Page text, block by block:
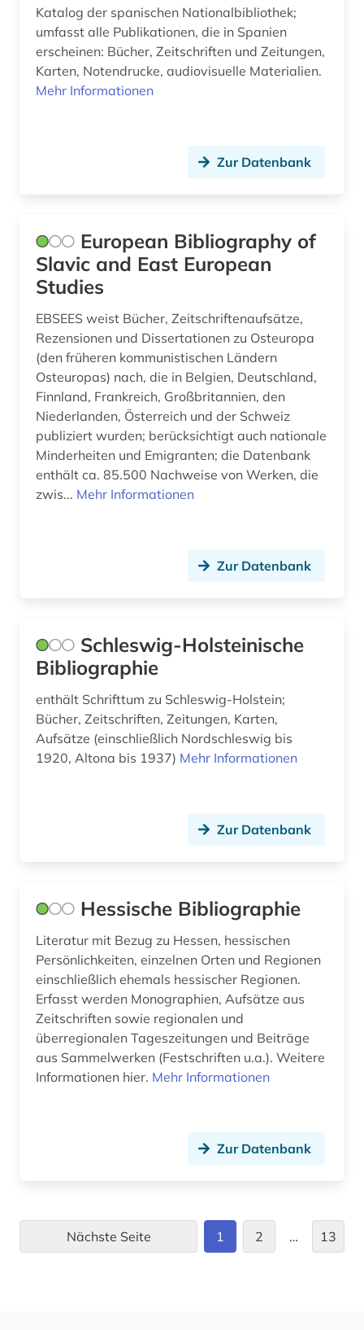
osmanisches reich (1)
ostasien (2)
pakistan (1)
paläontologie (1)
patent (2)
pazifikregion (1)
peru (1)
pfalz (1)
pflichtexemplare (1)
philippinen (1)
politik (1)
politikwissenschaft (1)
portugal (5)
portugiesisch (1)
prosa (1)
provinz norrbotten (1)
recht (1)
regensburg (1)
regionalbibliografie (29)
regionale geologie (2)
religion (1)
repository &lt;informatik&gt; (1)
romanistik (2)
Katalog der spanischen Nationalbibliothek;
umfasst alle Publikationen, die in Spanien
erscheinen: Bücher, Zeitschriften und Zeitungen,
Karten, Notendrucke, audiovisuelle Materialien.
Mehr Informationen
Zur Datenbank
European Bibliography of
Slavic and East European
Studies
EBSEES weist Bücher, Zeitschriftenaufsätze,
Rezensionen und Dissertationen zu Osteuropa
(den früheren kommunistischen Ländern
Osteuropas) nach, die in Belgien, Deutschland,
Finnland, Frankreich, Großbritannien, den
Niederlanden, Österreich und der Schweiz
publiziert wurden; berücksichtigt auch nationale
Minderheiten und Emigranten; die Datenbank
enthält ca. 85.500 Nachweise von Werken, die
zwis... Mehr Informationen
Zur Datenbank
Schleswig-Holsteinische
Bibliographie
enthält Schrifttum zu Schleswig-Holstein;
Bücher, Zeitschriften, Zeitungen, Karten,
Aufsätze (einschließlich Nordschleswig bis
1920, Altona bis 1937) Mehr Informationen
Zur Datenbank
Hessische Bibliographie
Literatur mit Bezug zu Hessen, hessischen
Persönlichkeiten, einzelnen Orten und Regionen
einschließlich ehemals hessischer Regionen.
Erfasst werden Monographien, Aufsätze aus
Zeitschriften sowie regionalen und
überregionalen Tageszeitungen und Beiträge
aus Sammelwerken (Festschriften u.a.). Weitere
Informationen hier. Mehr Informationen
Zur Datenbank
Nächste Seite 1 2 … 13